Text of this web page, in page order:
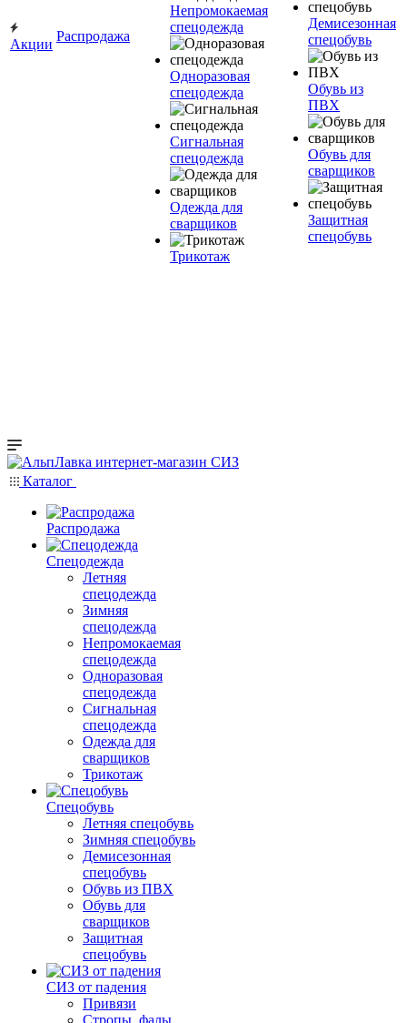
Акции
Распродажа
Непромокаемая
спецодежда
Одноразовая
спецодежда
Сигнальная
спецодежда
Одежда для
сварщиков
Трикотаж
Демисезонная
спецобувь
Обувь из
ПВХ
Обувь для
сварщиков
Защитная
спецобувь
Каталог
Распродажа
Спецодежда
Летняя
спецодежда
Зимняя
спецодежда
Непромокаемая
спецодежда
Одноразовая
спецодежда
Сигнальная
спецодежда
Одежда для
сварщиков
Трикотаж
Спецобувь
Летняя спецобувь
Зимняя спецобувь
Демисезонная
спецобувь
Обувь из ПВХ
Обувь для
сварщиков
Защитная
спецобувь
СИЗ от падения
Привязи
Стропы, фалы,